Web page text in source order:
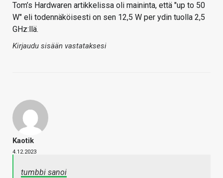
Tom’s Hardwaren artikkelissa oli maininta, että "up to 50
W" eli todennäköisesti on sen 12,5 W per ydin tuolla 2,5
GHz:llä.
Kirjaudu sisään vastataksesi
Kaotik
4.12.2023
tumbbi sanoi